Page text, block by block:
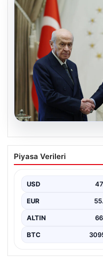
Cumhurbaşkanı
Bahçeli ile görüştü
Piyasa Verileri
USD
EUR
ALTIN
BTC